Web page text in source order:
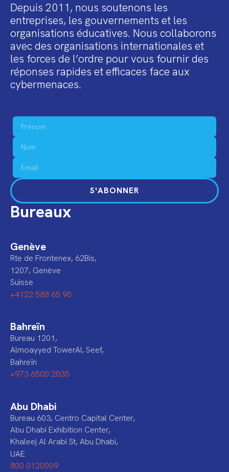
Depuis 2011, nous soutenons les
entreprises, les gouvernements et les
organisations éducatives. Nous collaborons
avec des organisations internationales et
les forces de l’ordre pour vous fournir des
réponses rapides et efficaces face aux
cybermenaces.
S'ABONNER
Bureaux
Genève
Rte de Frontenex, 62Bis,
1207, Genève
Suisse
+4122 588 65 90
Bahreïn
Bureau 1201,
Almoayyed TowerAI, Seef,
Bahreïn
+973 6500 2035
Abu Dhabi
Bureau 603, Centro Capital Center,
Abu Dhabi Exhibition Center,
Khaleej Al Arabi St, Abu Dhabi,
UAE
800 0120009